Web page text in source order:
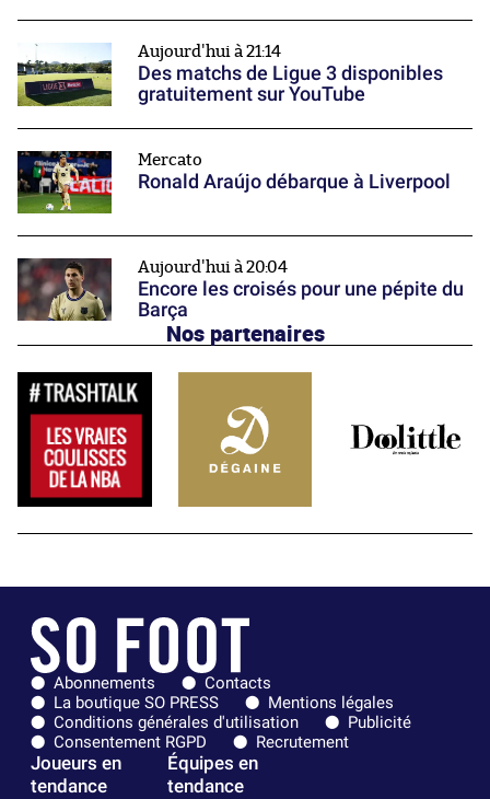
Aujourd'hui à 21:14
Des matchs de Ligue 3 disponibles
gratuitement sur YouTube
Mercato
Ronald Araújo débarque à Liverpool
Aujourd'hui à 20:04
Encore les croisés pour une pépite du
Barça
Nos partenaires
Abonnements
Contacts
La boutique SO PRESS
Mentions légales
Conditions générales d'utilisation
Publicité
Consentement RGPD
Recrutement
Joueurs en
tendance
Équipes en
tendance